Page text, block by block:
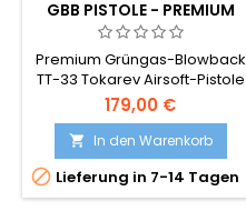
GBB PISTOLE - PREMIUM
VARIANTE, STÄRKERER
BLOWBACK, SOWJET WWII
Premium Grüngas-Blowback
TT-33 Tokarev Airsoft-Pistole
- stärkerer Kick, höhere
Geschwindigkeit und ein
größeres 14-Schuss-Magazin
als die Standardvariante.
Sowjetische Seitenwaffe aus
dem Zweiten Weltkrieg,
179,00 €
 In den Warenkorb
 Lieferung in 7-14 Tagen